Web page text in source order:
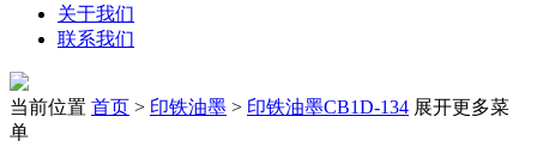
关于我们
联系我们
当前位置 首页 > 印铁油墨 > 印铁油墨CB1D-134 展开更多菜
单